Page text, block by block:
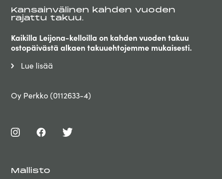
Kansainvälinen kahden vuoden
rajattu takuu.
Kaikilla Leijona-kelloilla on kahden vuoden takuu
ostopäivästä alkaen takuuehtojemme mukaisesti.
Lue lisää
Oy Perkko (0112633-4)
Mallisto